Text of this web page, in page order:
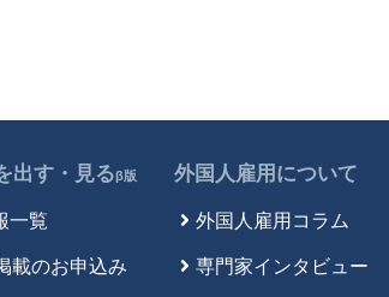
出す・見るβ版
一覧
載のお申込み
外国人雇用について
外国人雇用コラム
専門家インタビュー